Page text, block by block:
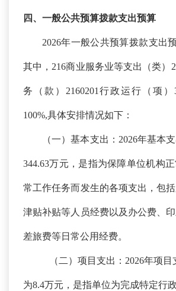
四、一般公共预算拨款支出预算
2026年一般公共预算拨款支出
其中，216商业服务业等支出（类）
务（款）2160201行政运行（项）
100%,具体安排情况如下：
（一）基本支出： 2026年基本
344.63万元，是指为保障单位机构
常工作任务而发生的各项支出，包括
津贴补贴等人员经费以及办公费、印
差旅费等日常公用经费。
（二）项目支出： 2026年项
为8.4万元，是指单位为完成特定行